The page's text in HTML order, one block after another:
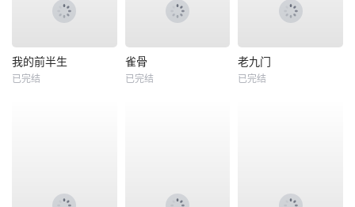
我的前半生
已完结
雀骨
已完结
老九门
已完结